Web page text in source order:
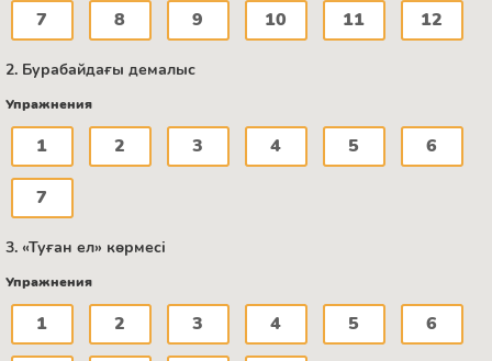
7 8 9 10 11 12
2. Бурабайдағы демалыс
Упражнения
1 2 3 4 5 6
7
3. «Туған ел» көрмесі
Упражнения
1 2 3 4 5 6